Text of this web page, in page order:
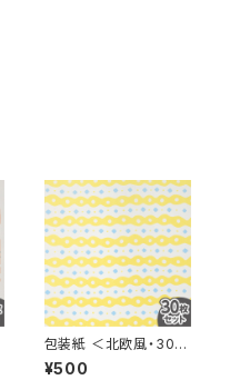
包装紙 ＜北欧風・30枚
セット＞
¥500